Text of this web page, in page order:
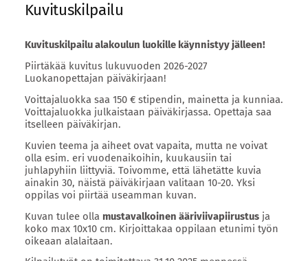
Kuvituskilpailu
Kuvituskilpailu alakoulun luokille käynnistyy jälleen!
Piirtäkää kuvitus lukuvuoden 2026-2027
Luokanopettajan päiväkirjaan!
Voittajaluokka saa 150 € stipendin, mainetta ja kunniaa.
Voittajaluokka julkaistaan päiväkirjassa. Opettaja saa
itselleen päiväkirjan.
Kuvien teema ja aiheet ovat vapaita, mutta ne voivat
olla esim. eri vuodenaikoihin, kuukausiin tai
juhlapyhiin liittyviä. Toivomme, että lähetätte kuvia
ainakin 30, näistä päiväkirjaan valitaan 10-20. Yksi
oppilas voi piirtää useamman kuvan.
Kuvan tulee olla mustavalkoinen ääriviivapiirustusja
koko max 10x10 cm. Kirjoittakaa oppilaan etunimi työn
oikeaan alalaitaan.